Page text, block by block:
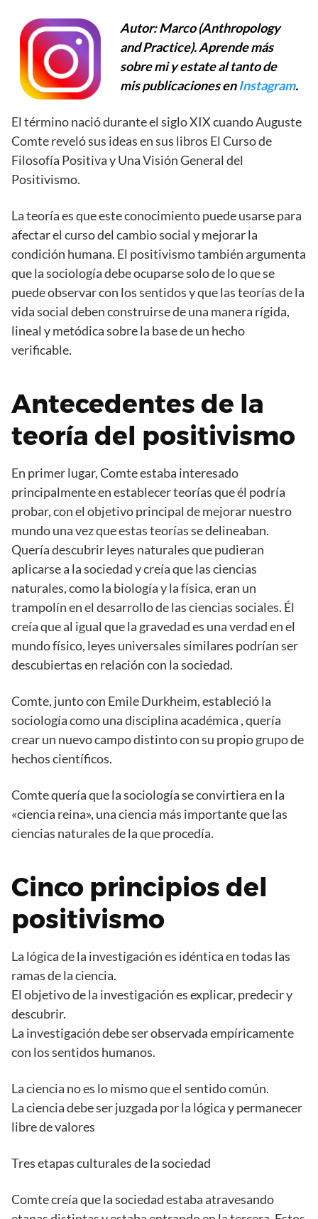
Autor: Marco (Anthropology
and Practice). Aprende más
sobre mi y estate al tanto de
mis publicaciones enInstagram.
El término nació durante el siglo XIX cuando Auguste
Comte reveló sus ideas en sus libros El Curso de
Filosofía Positiva y Una Visión General del
Positivismo.
La teoría es que este conocimiento puede usarse para
afectar el curso del cambio social y mejorar la
condición humana. El positivismo también argumenta
que la sociología debe ocuparse solo de lo que se
puede observar con los sentidos y que las teorías de la
vida social deben construirse de una manera rígida,
lineal y metódica sobre la base de un hecho
verificable.
Antecedentes de la
teoría del positivismo
En primer lugar, Comte estaba interesado
principalmente en establecer teorías que él podría
probar, con el objetivo principal de mejorar nuestro
mundo una vez que estas teorías se delineaban.
Quería descubrir leyes naturales que pudieran
aplicarse a la sociedad y creía que las ciencias
naturales, como la biología y la física, eran un
trampolín en el desarrollo de las ciencias sociales. Él
creía que al igual que la gravedad es una verdad en el
mundo físico, leyes universales similares podrían ser
descubiertas en relación con la sociedad.
Comte, junto con Emile Durkheim, estableció la
sociología como una disciplina académica , quería
crear un nuevo campo distinto con su propio grupo de
hechos científicos.
Comte quería que la sociología se convirtiera en la
«ciencia reina», una ciencia más importante que las
ciencias naturales de la que procedía.
Cinco principios del
positivismo
La lógica de la investigación es idéntica en todas las
ramas de la ciencia.
El objetivo de la investigación es explicar, predecir y
descubrir.
La investigación debe ser observada empíricamente
con los sentidos humanos.
La ciencia no es lo mismo que el sentido común.
La ciencia debe ser juzgada por la lógica y permanecer
libre de valores
Tres etapas culturales de la sociedad
Comte creía que la sociedad estaba atravesando